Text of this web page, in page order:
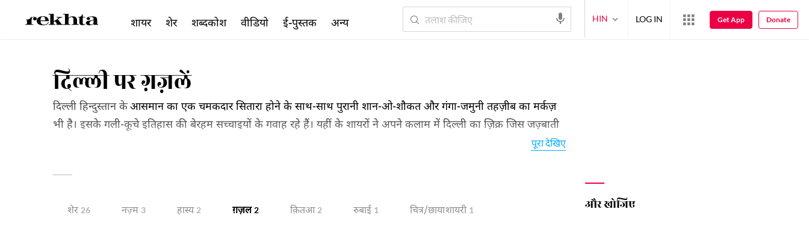
दिल्ली पर ग़ज़लें
दिल्ली हिन्दुस्तान केआसमान का एक चमकदार सितारा होने के साथ-साथ पुरानी शान-ओ-शौकत और गंगा-जमुनी तहज़ीब का मर्कज़
भी है। इसके गली-कूचे इतिहास की बेरहम सच्चाइयों के गवाह रहे हैं। यहीं के शायरों ने अपने कलाम में दिल्ली का ज़िक्र जिस जज़्बाती
अन्दाज़ में किया है वह पढ़ने से ज़्यादा महसूस करने की शय है। दिल्ली शायरी इसके माज़ी और हाल की ऐसी तस्वीर है जो उर्दू शायरी के
पूरा देखिए
शेर 26 नज़्म 3 हास्य 2 ग़ज़ल 2 क़ितआ 2 रुबाई 1 चित्र/छाया शायरी 1 और खोजिए
शायर शेर शब्दकोश वीडियो ई-पुस्तक अन्य HIN LOG IN Get App Donate